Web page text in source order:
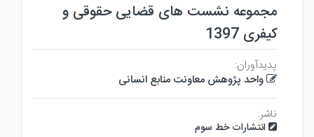
مجموعه نشست های قضایی حقوقی و
کیفری 1397
پدیدآوران:
واحد پژوهش معاونت منابع انسانی
ناشر:
انتشارات خط سوم